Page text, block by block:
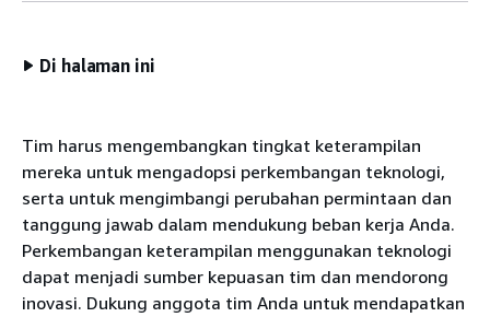
Di halaman ini
Tim harus mengembangkan tingkat keterampilan
mereka untuk mengadopsi perkembangan teknologi,
serta untuk mengimbangi perubahan permintaan dan
tanggung jawab dalam mendukung beban kerja Anda.
Perkembangan keterampilan menggunakan teknologi
dapat menjadi sumber kepuasan tim dan mendorong
inovasi. Dukung anggota tim Anda untuk mendapatkan